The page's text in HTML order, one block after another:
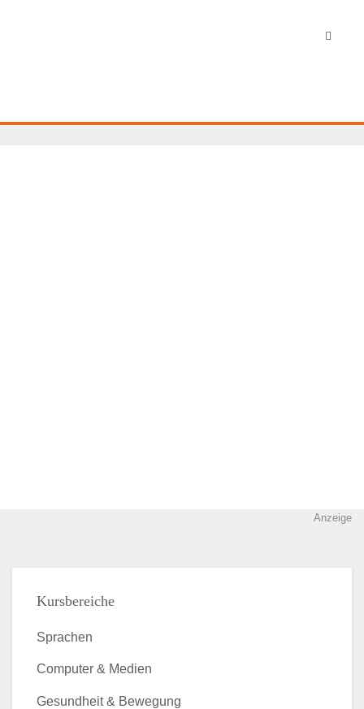
Anzeige
Kursbereiche
Sprachen
Computer & Medien
Gesundheit & Bewegung